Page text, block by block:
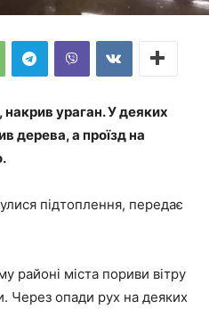
накрив ураган. У деяких
дерева, а проїзд на
підтоплення, передає
районі міста пориви вітру
Через опади рух на деяких